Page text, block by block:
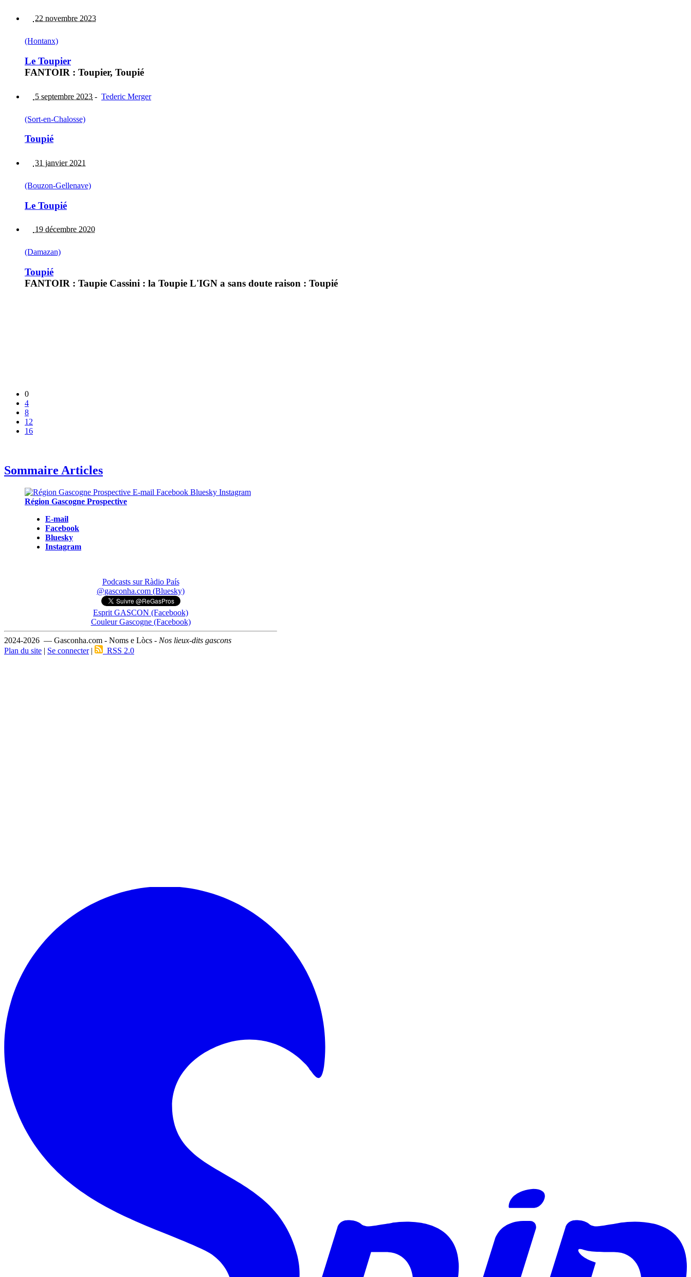
22 novembre 2023
(Hontanx)
Le Toupier
FANTOIR : Toupier, Toupié
5 septembre 2023 - Tederic Merger
(Sort-en-Chalosse)
Toupié
31 janvier 2021
(Bouzon-Gellenave)
Le Toupié
19 décembre 2020
(Damazan)
Toupié
FANTOIR : Taupie Cassini : la Toupie L'IGN a sans doute raison : Toupié
0
4
8
12
16
Sommaire Articles
Région Gascogne Prospective
E-mail
Facebook
Bluesky
Instagram
Podcasts sur Ràdio País
@gasconha.com (Bluesky)
Esprit GASCON (Facebook)
Couleur Gascogne (Facebook)
2024-2026 — Gasconha.com - Noms e Lòcs - Nos lieux-dits gascons
Plan du site | Se connecter| RSS 2.0